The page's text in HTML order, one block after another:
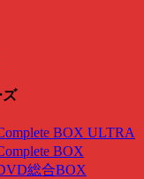
ズ
BOX ULTRA
BOX
総合BOX